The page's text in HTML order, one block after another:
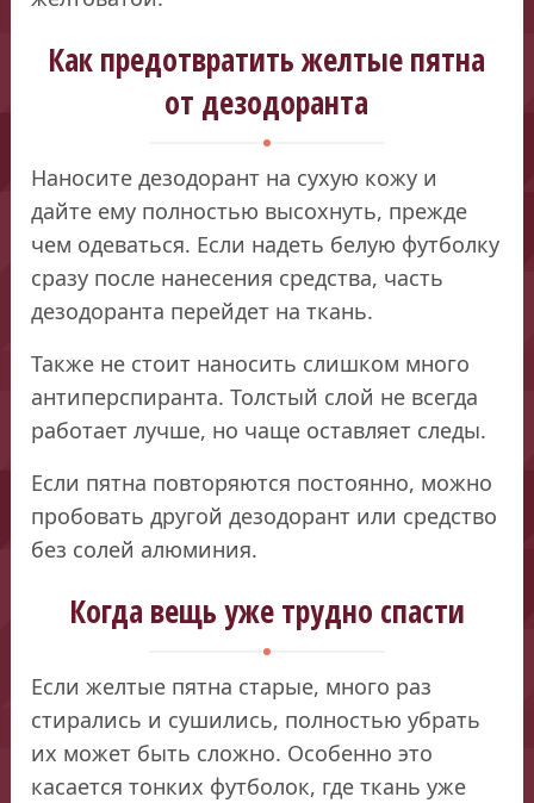
Как предотвратить желтые пятна
от дезодоранта
Наносите дезодорант на сухую кожу и
дайте ему полностью высохнуть, прежде
чем одеваться. Если надеть белую футболку
сразу после нанесения средства, часть
дезодоранта перейдет на ткань.
Также не стоит наносить слишком много
антиперспиранта. Толстый слой не всегда
работает лучше, но чаще оставляет следы.
Если пятна повторяются постоянно, можно
пробовать другой дезодорант или средство
без солей алюминия.
Когда вещь уже трудно спасти
Если желтые пятна старые, много раз
стирались и сушились, полностью убрать
их может быть сложно. Особенно это
касается тонких футболок, где ткань уже